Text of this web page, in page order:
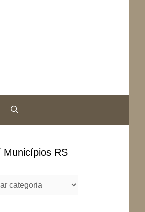
Municípios RS